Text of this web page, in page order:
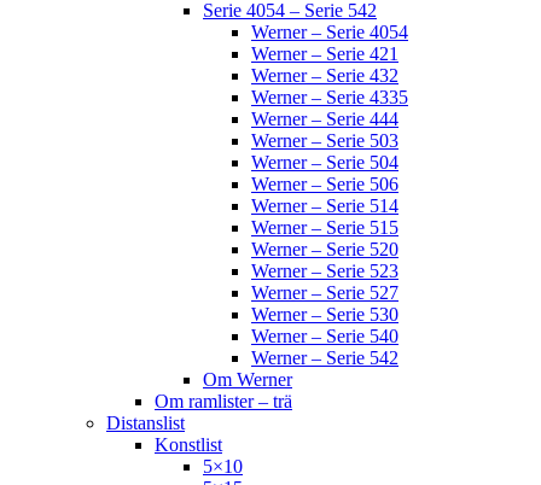
Serie 4054 – Serie 542
Werner – Serie 4054
Werner – Serie 421
Werner – Serie 432
Werner – Serie 4335
Werner – Serie 444
Werner – Serie 503
Werner – Serie 504
Werner – Serie 506
Werner – Serie 514
Werner – Serie 515
Werner – Serie 520
Werner – Serie 523
Werner – Serie 527
Werner – Serie 530
Werner – Serie 540
Werner – Serie 542
Om Werner
Om ramlister – trä
Distanslist
Konstlist
5×10